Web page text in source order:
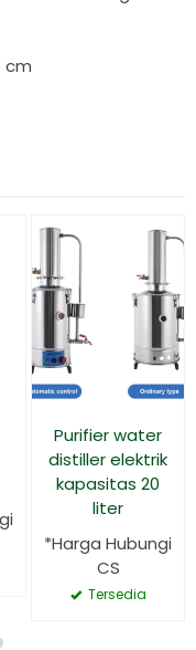
cm
Purifier water
distiller elektrik
kapasitas 20
liter
*Harga Hubungi
CS
Tersedia